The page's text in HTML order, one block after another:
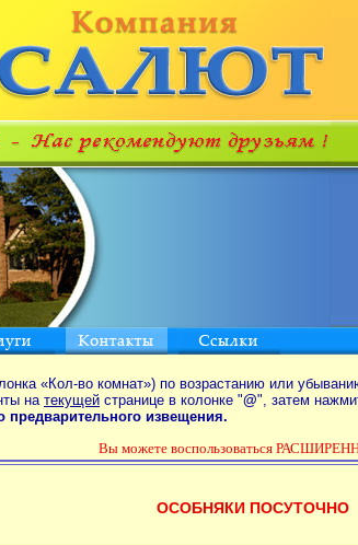
«Кол-во комнат») по возрастанию или
натекущей странице в колонке "@", затем
предварительного извещения.
Вы можете воспользоваться
ОСОБНЯКИ ПОСУТОЧНО